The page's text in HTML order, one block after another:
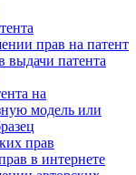
прав на патент
выдачи патента
на
модель или
прав
в интернете